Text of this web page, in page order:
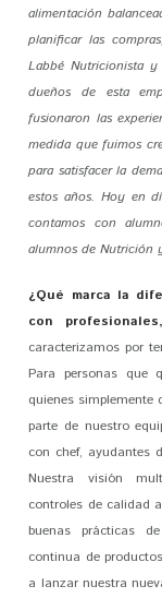
alimentación
planificar las
Labbé Nutricionista
dueños de esta
fusionaron las
medida que fuimos
para satisfacer la
estos años. Hoy en
contamos con
alumnos de Nutrición
¿Qué marca la
con
caracterizamos por
Para personas que
quienes
parte de nuestro
con chef, ayudantes
Nuestra visión
controles de calidad
buenas prácticas
continua de
a lanzar nuestra